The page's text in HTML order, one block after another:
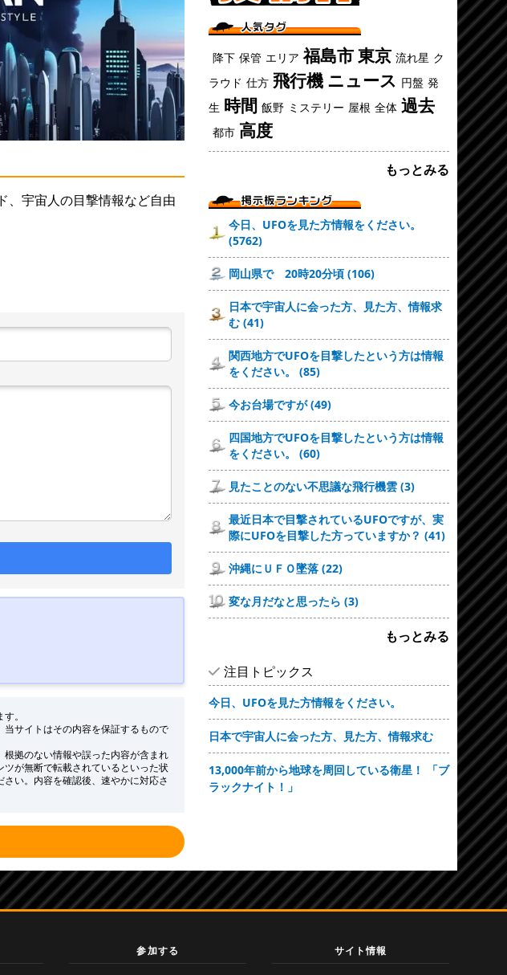
、宇宙人の目撃情報など自由
。
サイトはその内容を保証するもので
拠のない情報や誤った内容が含まれ
が無断で転載されているといった状
い。内容を確認後、速やかに対応さ
降下 保管 エリア 福島市東京 流れ星 ク
ラウド 仕方 飛行機 ニュース 円盤 発
生 時間 飯野 ミステリー 屋根 全体 過去
都市 高度
もっとみる
今日、UFOを見た方情報をください。
(5762)
岡山県で 20時20分頃 (106)
日本で宇宙人に会った方、見た方、情報求
む (41)
関西地方でUFOを目撃したという方は情報
をください。 (85)
今お台場ですが (49)
四国地方でUFOを目撃したという方は情報
をください。 (60)
見たことのない不思議な飛行機雲 (3)
最近日本で目撃されているUFOですが、実
際にUFOを目撃した方っていますか？ (41)
沖縄にＵＦＯ墜落 (22)
変な月だなと思ったら (3)
もっとみる
注目トピックス
今日、UFOを見た方情報をください。
日本で宇宙人に会った方、見た方、情報求む
13,000年前から地球を周回している衛星！ 「ブ
ラックナイト！」
参加する サイト情報